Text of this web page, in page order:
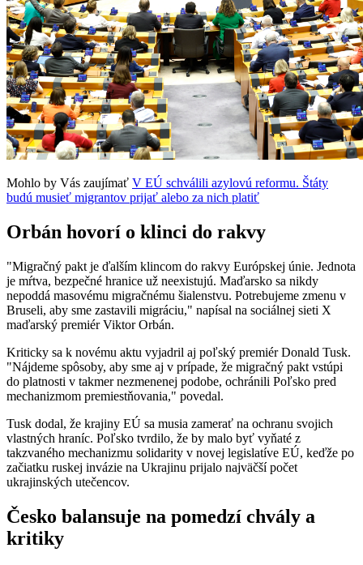
Mohlo by Vás zaujímať V EÚ schválili azylovú reformu. Štáty
budú musieť migrantov prijať alebo za nich platiť
Orbán hovorí o klinci do rakvy
"Migračný pakt je ďalším klincom do rakvy Európskej únie. Jednota
je mŕtva, bezpečné hranice už neexistujú. Maďarsko sa nikdy
nepoddá masovému migračnému šialenstvu. Potrebujeme zmenu v
Bruseli, aby sme zastavili migráciu," napísal na sociálnej sieti X
maďarský premiér Viktor Orbán.
Kriticky sa k novému aktu vyjadril aj poľský premiér Donald Tusk.
"Nájdeme spôsoby, aby sme aj v prípade, že migračný pakt vstúpi
do platnosti v takmer nezmenenej podobe, ochránili Poľsko pred
mechanizmom premiestňovania," povedal.
Tusk dodal, že krajiny EÚ sa musia zamerať na ochranu svojich
vlastných hraníc. Poľsko tvrdilo, že by malo byť vyňaté z
takzvaného mechanizmu solidarity v novej legislatíve EÚ, keďže po
začiatku ruskej invázie na Ukrajinu prijalo najväčší počet
ukrajinských utečencov.
Česko balansuje na pomedzí chvály a
kritiky